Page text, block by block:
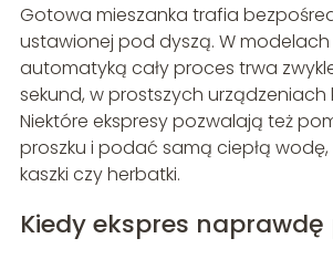
Gotowa mieszanka trafia
ustawionej pod dyszą. W modelach
automatyką cały proces trwa
sekund, w prostszych urządzeniach
Niektóre ekspresy pozwalają też
proszku i podać samą ciepłą wodę,
kaszki czy herbatki.
Kiedy ekspres